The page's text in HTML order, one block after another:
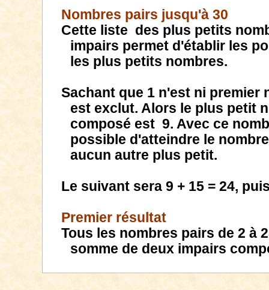
Nombres pairs jusqu'à 30
Cette liste des plus petits
impairs permet d'établir les
les plus petits nombres.
Sachant que 1 n'est ni premier
est exclut. Alors le plus petit
composé est 9. Avec ce
possible d'atteindre le nombre
aucun autre plus petit.
Le suivant sera 9 + 15 = 24,
Premier résultat
Tous les nombres pairs de 2 à
somme de deux impairs